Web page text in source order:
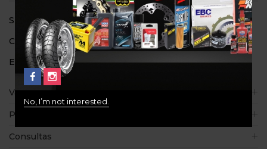
SKU: SRK130
Categorías: 650,700,800
Etiquetas: CLUTCH,EBC,SRK130
Valoraciones (1)
Políticas de la tienda
Consultas
No, I’m not interested.